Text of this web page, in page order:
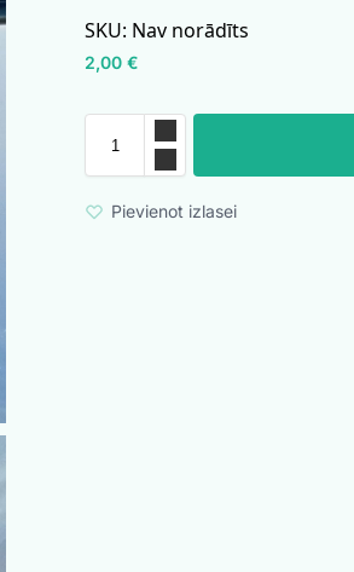
SKU: Nav norādīts
2,00€
Pievienot izlasei